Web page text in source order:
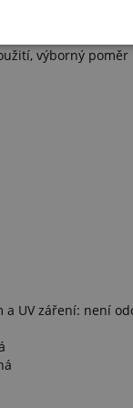
výborný
UV záření: není